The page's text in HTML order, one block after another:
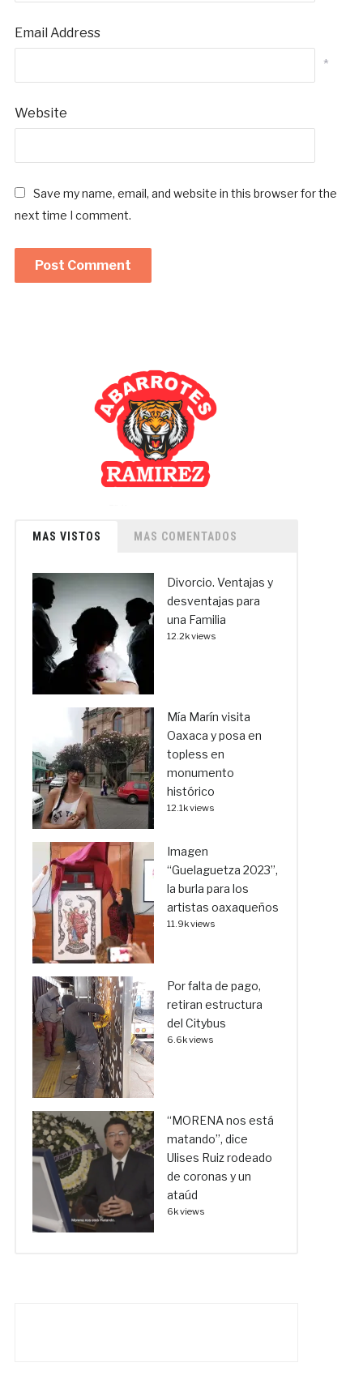
Email Address
*
Website
Save my name, email, and website in this browser for the
next time I comment.
MAS VISTOS MAS COMENTADOS
Divorcio. Ventajas y
desventajas para
una Familia
12.2k views
Mía Marín visita
Oaxaca y posa en
topless en
monumento
histórico
12.1k views
Imagen
“Guelaguetza 2023”,
la burla para los
artistas oaxaqueños
11.9k views
Por falta de pago,
retiran estructura
del Citybus
6.6k views
“MORENA nos está
matando”, dice
Ulises Ruiz rodeado
de coronas y un
ataúd
6k views